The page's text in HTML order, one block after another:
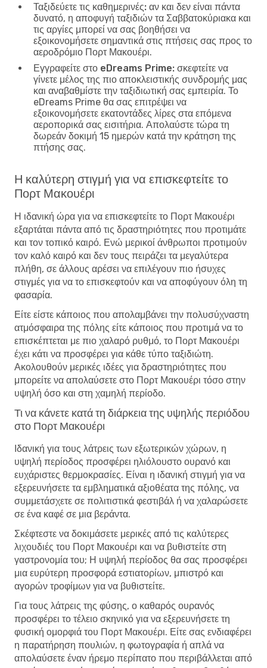
Ταξιδεύετε τις καθημερινές: αν και δεν είναι πάντα
δυνατό, η αποφυγή ταξιδιών τα Σαββατοκύριακα και
τις αργίες μπορεί να σας βοηθήσει να
εξοικονομήσετε σημαντικά στις πτήσεις σας προς το
αεροδρόμιο Πορτ Μακουέρι.
Εγγραφείτε στο eDreams Prime: σκεφτείτε να
γίνετε μέλος της πιο αποκλειστικής συνδρομής μας
και αναβαθμίστε την ταξιδιωτική σας εμπειρία. Το
eDreams Prime θα σας επιτρέψει να
εξοικονομήσετε εκατοντάδες λίρες στα επόμενα
αεροπορικά σας εισιτήρια. Απολαύστε τώρα τη
δωρεάν δοκιμή 15 ημερών κατά την κράτηση της
πτήσης σας.
Η καλύτερη στιγμή για να επισκεφτείτε το
Πορτ Μακουέρι
Η ιδανική ώρα για να επισκεφτείτε το Πορτ Μακουέρι
εξαρτάται πάντα από τις δραστηριότητες που προτιμάτε
και τον τοπικό καιρό. Ενώ μερικοί άνθρωποι προτιμούν
τον καλό καιρό και δεν τους πειράζει τα μεγαλύτερα
πλήθη, σε άλλους αρέσει να επιλέγουν πιο ήσυχες
στιγμές για να το επισκεφτούν και να αποφύγουν όλη τη
φασαρία.
Είτε είστε κάποιος που απολαμβάνει την πολυσύχναστη
ατμόσφαιρα της πόλης είτε κάποιος που προτιμά να το
επισκέπτεται με πιο χαλαρό ρυθμό, το Πορτ Μακουέρι
έχει κάτι να προσφέρει για κάθε τύπο ταξιδιώτη.
Ακολουθούν μερικές ιδέες για δραστηριότητες που
μπορείτε να απολαύσετε στο Πορτ Μακουέρι τόσο στην
υψηλή όσο και στη χαμηλή περίοδο.
Τι να κάνετε κατά τη διάρκεια της υψηλής περιόδου
στο Πορτ Μακουέρι
Ιδανική για τους λάτρεις των εξωτερικών χώρων, η
υψηλή περίοδος προσφέρει ηλιόλουστο ουρανό και
ευχάριστες θερμοκρασίες. Είναι η ιδανική στιγμή για να
εξερευνήσετε τα εμβληματικά αξιοθέατα της πόλης, να
συμμετάσχετε σε πολιτιστικά φεστιβάλ ή να χαλαρώσετε
σε ένα καφέ σε μια βεράντα.
Σκέφτεστε να δοκιμάσετε μερικές από τις καλύτερες
λιχουδιές του Πορτ Μακουέρι και να βυθιστείτε στη
γαστρονομία του; Η υψηλή περίοδος θα σας προσφέρει
μια ευρύτερη προσφορά εστιατορίων, μπιστρό και
αγορών τροφίμων για να βυθιστείτε.
Για τους λάτρεις της φύσης, ο καθαρός ουρανός
προσφέρει το τέλειο σκηνικό για να εξερευνήσετε τη
φυσική ομορφιά του Πορτ Μακουέρι. Είτε σας ενδιαφέρει
η παρατήρηση πουλιών, η φωτογραφία ή απλά να
απολαύσετε έναν ήρεμο περίπατο που περιβάλλεται από